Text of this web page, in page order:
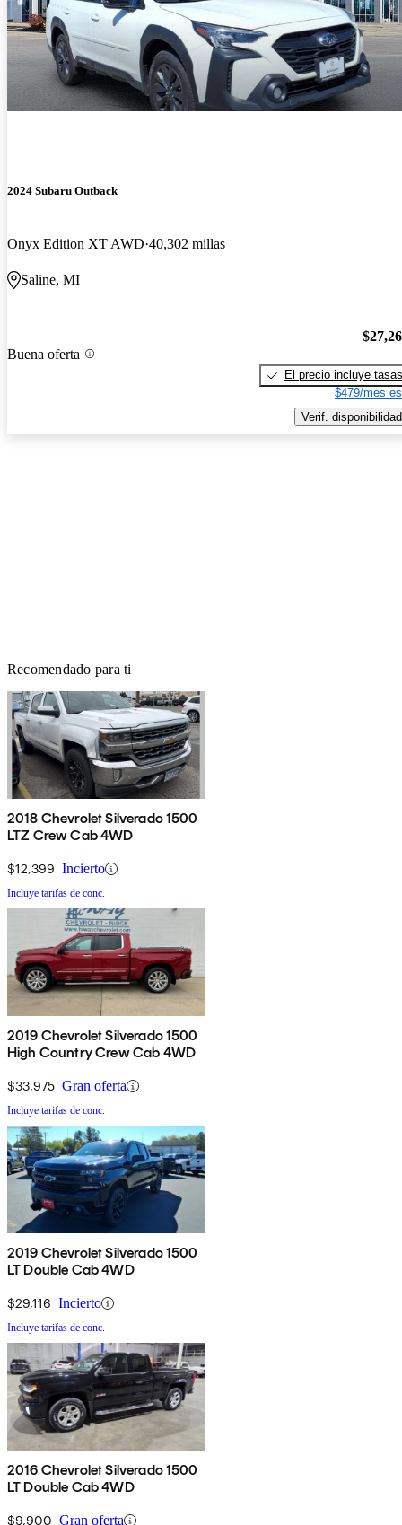
2024 Subaru Outback
Onyx Edition XT AWD 40,302 millas
Saline, MI
Buena oferta
El precio incluye tasas
$479/mes
Verif. disponibilidad
Recomendado para ti
2018 Chevrolet Silverado 1500
LTZ Crew Cab 4WD
$12,399 Incierto
Incluye tarifas de conc.
2019 Chevrolet Silverado 1500
High Country Crew Cab 4WD
$33,975 Gran oferta
Incluye tarifas de conc.
2019 Chevrolet Silverado 1500
LT Double Cab 4WD
$29,116 Incierto
Incluye tarifas de conc.
2016 Chevrolet Silverado 1500
LT Double Cab 4WD
$9,900 Gran oferta